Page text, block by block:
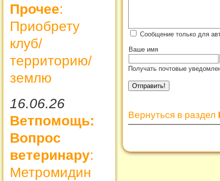
Прочее:
Приобрету
клуб/
территорию/
землю
16.06.26
Ветпомощь:
Вопрос
ветеринару:
Метромидин
Сообщение только для
Ваше имя
Получать почтовые
Вернуться в раздел